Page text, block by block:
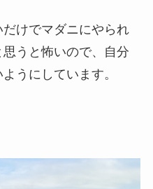
けでマダニにやられ
うと怖いので、自分
うにしています。